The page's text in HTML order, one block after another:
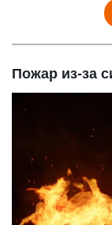
Пожар из-за